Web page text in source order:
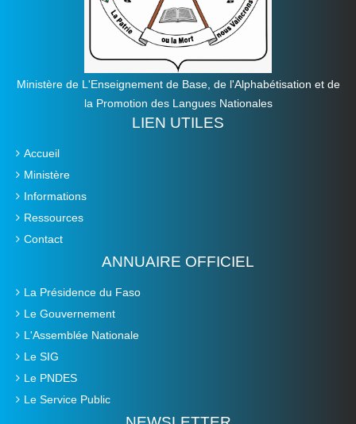
Ministère de L'Enseignement de Base, de l'Alphabétisation et de
la Promotion des Langues Nationales
LIEN UTILES
Accueil
Ministère
Informations
Ressources
Contact
ANNUAIRE OFFICIEL
La Présidence du Faso
Le Gouvernement
L'Assemblée Nationale
Le SIG
Le PNDES
Le Service Public